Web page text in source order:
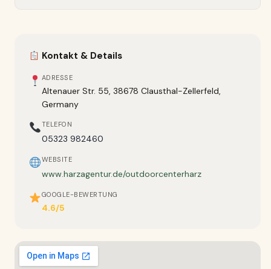
Kontakt & Details
ADRESSE
Altenauer Str. 55, 38678 Clausthal-Zellerfeld,
Germany
TELEFON
05323 982460
WEBSITE
www.harzagentur.de/outdoorcenterharz
GOOGLE-BEWERTUNG
4.6/5